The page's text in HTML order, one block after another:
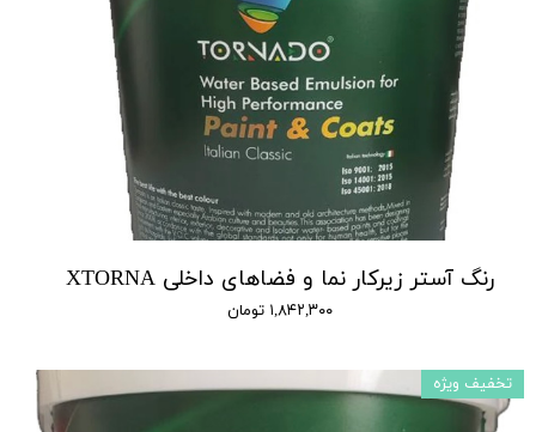
رنگ آستر زیرکار نما و فضاهای داخلی XTORNA
۱,۸۴۲,۳۰۰ تومان
تخفیف ویژه